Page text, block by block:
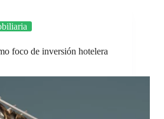
foco de inversión hotelera